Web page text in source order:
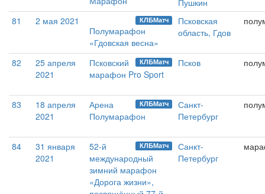
Пушкин
81 2 мая 2021 КЛБМатч
Полумарафон
«Гдовская весна»
Псковская
область, Гдов
82
25 апреля
2021
КЛБМатч
Псковский
марафон Pro Sport
Псков
83
18 апреля
2021
КЛБМатч
Арена
Полумарафон
Санкт-
Петербург
84
31 января
2021
КЛБМатч
52-й
международный
зимний марафон
«Дорога жизни»,
Санкт-
Петербург